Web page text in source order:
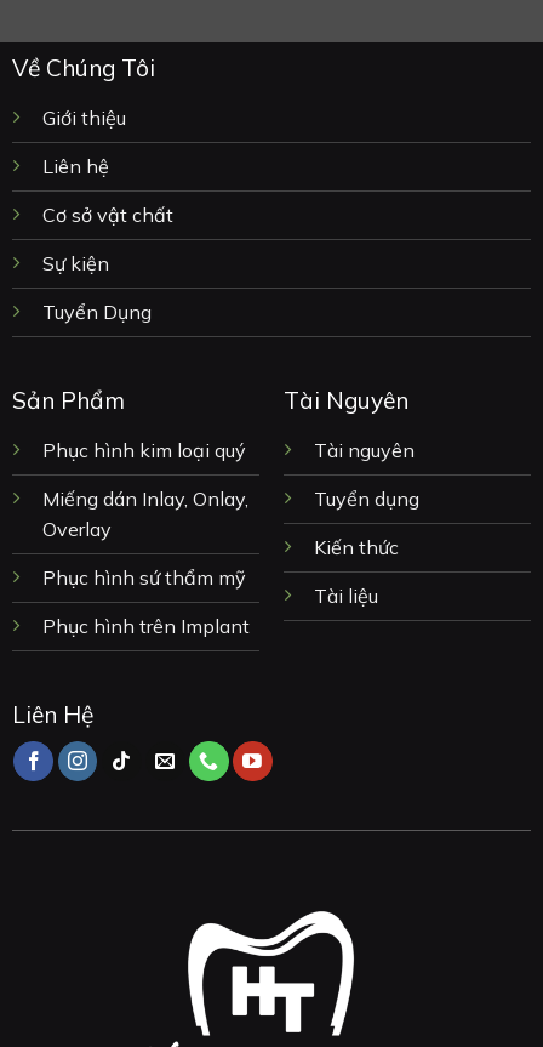
Về Chúng Tôi
Giới thiệu
Liên hệ
Cơ sở vật chất
Sự kiện
Tuyển Dụng
Sản Phẩm
Phục hình kim loại quý
Miếng dán Inlay, Onlay,
Overlay
Phục hình sứ thẩm mỹ
Phục hình trên Implant
Tài Nguyên
Tài nguyên
Tuyển dụng
Kiến thức
Tài liệu
Liên Hệ